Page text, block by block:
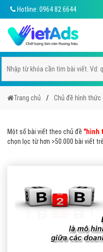
Hotline: 0964 82 6644
Trang chủ Chủ đề hình thức
Một số bài viết theo chủ đề "hình
chọn lọc từ hơn >50.000 bài viết